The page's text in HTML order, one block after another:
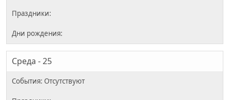
Среда - 25